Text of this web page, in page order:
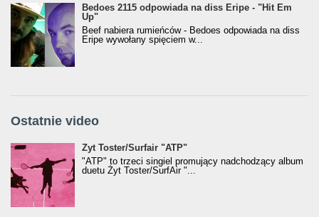
Bedoes 2115 odpowiada na diss Eripe - "Hit Em
Up"
Beef nabiera rumieńców - Bedoes odpowiada na diss
Eripe wywołany spięciem w...
Ostatnie video
Żyt Toster/SurfAir - ATP VIDEO
Żyt Toster/Surfair "ATP"
"ATP" to trzeci singiel promujący nadchodzący album
duetu Żyt Toster/SurfAir "...